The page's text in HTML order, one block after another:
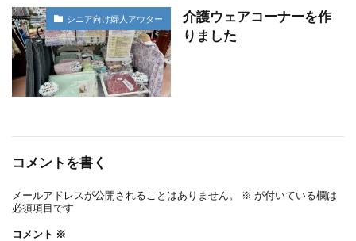
シニア向け婦人アウター
介護ウェアコーナーを作
りました
コメントを書く
メールアドレスが公開されることはありません。 ※ が付いている欄は
必須項目です
コメント ※